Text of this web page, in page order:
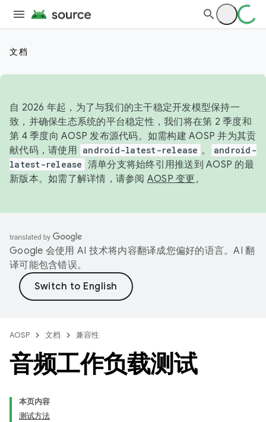
文档
自 2026 年起，为了与我们的主干稳定开发模型保持一
致，并确保生态系统的平台稳定性，我们将在第 2 季度和
第 4 季度向 AOSP 发布源代码。如需构建 AOSP 并为其贡
献代码，请使用 android-latest-release 。
android-
latest-release 清单分支将始终引用推送到 AOSP 的最
新版本。如需了解详情，请参阅 AOSP 变更。
Google 会使用 AI 技术将内容翻译成您偏好的语言。AI 翻
译可能包含错误。
AOSP 文档 兼容性
音频工作负载测试
本页内容
测试方法